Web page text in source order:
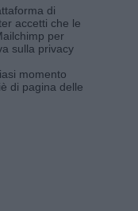
di
accetti che le
per
sulla privacy
momento
di pagina delle